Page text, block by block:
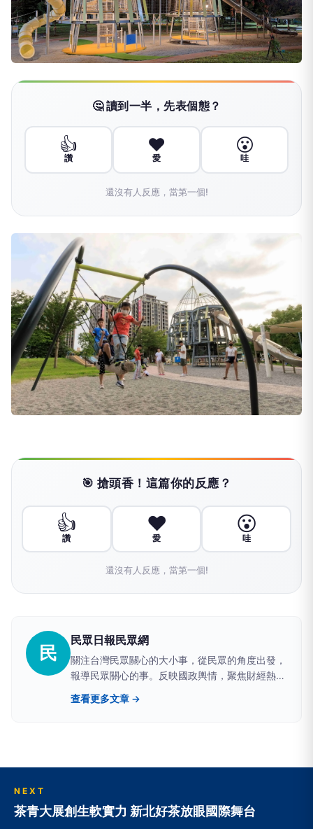
🤔 讀到一半，先表個態？
👍
讚
❤️
愛
😮
哇
還沒有人反應，當第一個!
🎯 搶頭香！這篇你的反應？
👍
讚
❤️
愛
😮
哇
還沒有人反應，當第一個!
民
民眾日報民眾網
關注台灣民眾關心的大小事，從民眾的角度出發，
報導民眾關心的事。反映國政輿情，聚焦財經熱
點，堅持與網路上的鄉民，與馬路上的市民站在一
起。
查看更多文章 →
NEXT
茶青大展創生軟實力 新北好茶放眼國際舞台